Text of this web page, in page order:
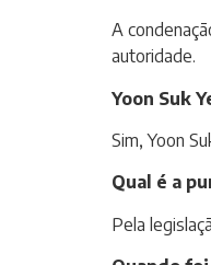
A
autoridade.
Yoon Suk
Sim, Yoon
Qual é a
Pela